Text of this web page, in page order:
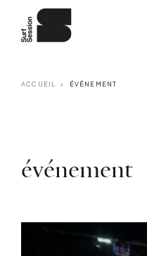
ACCUEIL ÉVÉNEMENT
événement